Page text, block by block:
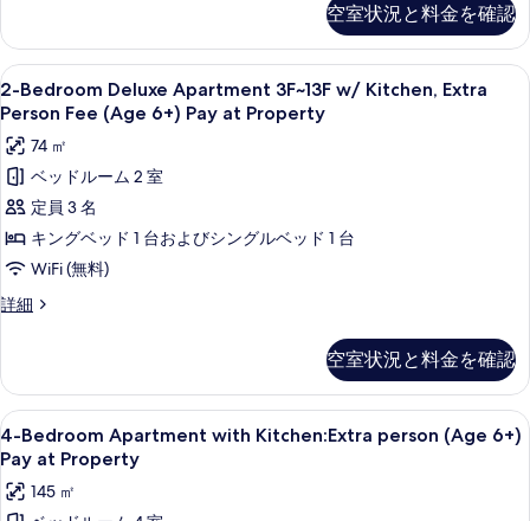
示
す
る
Property
の
す
べ
て
の
写
真
を
表
る
with
Kitchen:Extra
person
(Age
Pay
at
Property
の
詳
空室状況と料金を確認
2-
Bedroom
Deluxe
Apartment
3F~13F
w/
Kitchen,
Extra
Person
Fee
6+)
Pay
at
Property
の
1 室のベッドルーム、セーフティボ
7
2-Bedroom Deluxe Apartment 3F~13F w/ Kitchen, Extra
Person Fee (Age 6+) Pay at Property
74 ㎡
ベッドルーム 2 室
定員 3 名
キングベッド 1 台およびシングルベッド 1 台
WiFi (無料)
詳細
2-
3F~13F
w/
Kitchen,
Extra
Person
Fee
(Age
空室状況と料金を確認
4-
Bedroom
Apartment
with
8
4-Bedroom Apartment with Kitchen:Extra person (Age 6+)
Pay at Property
145 ㎡